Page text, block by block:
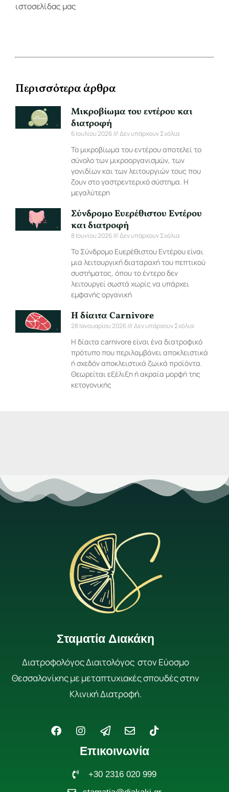
ιστοσελίδας μας
Περισσότερα άρθρα
Μικροβίωμα του εντέρου και
διατροφή
6 Ιουλίου 2026 Δεν υπάρχουν Σχόλια
Το μικροβίωμα του εντέρου αποτελεί το
σύνολο των μικροοργανισμών, των
γονιδίων και των λειτουργιών τους που
ζουν στο γαστρεντερικό σύστημα. Η
μεγαλύτερη
Σύνδρομο Ευερέθιστου Εντέρου
και διατροφή
8 Ιουνίου 2026 Δεν υπάρχουν Σχόλια
Το Σύνδρομο Ευερέθιστου Εντέρου είναι
μια λειτουργική διαταραχή του πεπτικού
συστήματος, όπου το έντερο δεν
λειτουργεί σωστά χωρίς να υπάρχει
εμφανής οργανική
Η δίαιτα Carnivore
28 Ιανουαρίου 2026 Δεν υπάρχουν Σχόλια
Η δίαιτα carnivore είναι ένα διατροφικό
πρότυπο που περιλαμβάνει αποκλειστικά
ή σχεδόν αποκλειστικά ζωικά προϊόντα.
Θεωρείται εξέλιξη ή ακραία μορφή της
κετογονικής
Σταματία Διακάκη
Διατροφολόγος Διαιτολόγος στον Εύοσμο
Θεσσαλονίκης με μεταπτυχιακές σπουδές στην
Κλινική Διατροφή.
F
a
I
n
s
t
P
a
p
e
-
p
E
n
v
e
o
p
T
i
k
Επικοινωνία
+30 2316 020 999